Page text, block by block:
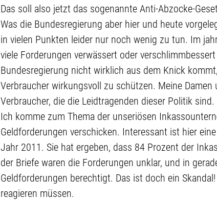
Das soll also jetzt das sogenannte Anti-Abzocke-
Was die Bundesregierung aber hier und heute
in vielen Punkten leider nur noch wenig zu tun. Im
viele Forderungen verwässert oder
Bundesregierung nicht wirklich aus dem Knick
Verbraucher wirkungsvoll zu schützen. Meine
Verbraucher, die die Leidtragenden dieser Politik sind.
Ich komme zum Thema der unseriösen
Geldforderungen verschicken. Interessant ist hier
Jahr 2011. Sie hat ergeben, dass 84 Prozent der
der Briefe waren die Forderungen unklar, und in
Geldforderungen berechtigt. Das ist doch ein
reagieren müssen.